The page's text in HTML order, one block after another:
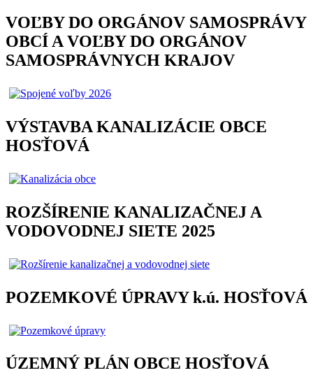
VOĽBY DO ORGÁNOV SAMOSPRÁVY
OBCÍ A VOĽBY DO ORGÁNOV
SAMOSPRÁVNYCH KRAJOV
VÝSTAVBA KANALIZÁCIE OBCE
HOSŤOVÁ
ROZŠÍRENIE KANALIZAČNEJ A
VODOVODNEJ SIETE 2025
POZEMKOVÉ ÚPRAVY k.ú. HOSŤOVÁ
ÚZEMNÝ PLÁN OBCE HOSŤOVÁ